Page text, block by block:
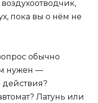
пока вы о нём не
обычно
нужен —
Латунь или